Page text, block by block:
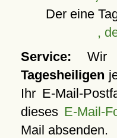
Der eine
,
Service: Wir
Tagesheiligen
Ihr E-Mail-
dieses E-Mail-
Mail absenden.